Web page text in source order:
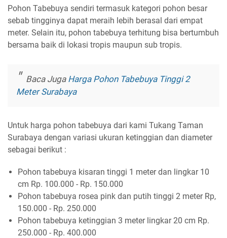
Pohon Tabebuya sendiri termasuk kategori pohon besar
sebab tingginya dapat meraih lebih berasal dari empat
meter. Selain itu, pohon tabebuya terhitung bisa bertumbuh
bersama baik di lokasi tropis maupun sub tropis.
Baca Juga Harga Pohon Tabebuya Tinggi 2
Meter Surabaya
Untuk harga pohon tabebuya dari kami Tukang Taman
Surabaya dengan variasi ukuran ketinggian dan diameter
sebagai berikut :
Pohon tabebuya kisaran tinggi 1 meter dan lingkar 10
cm Rp. 100.000 - Rp. 150.000
Pohon tabebuya rosea pink dan putih tinggi 2 meter Rp,
150.000 - Rp. 250.000
Pohon tabebuya ketinggian 3 meter lingkar 20 cm Rp.
250.000 - Rp. 400.000